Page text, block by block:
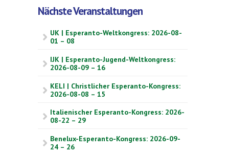
Nächste Veranstaltungen
UK | Esperanto-Weltkongress: 2026-08-
01 – 08
IJK | Esperanto-Jugend-Weltkongress:
2026-08-09 – 16
KELI | Christlicher Esperanto-Kongress:
2026-08-08 – 15
Italienischer Esperanto-Kongress: 2026-
08-22 – 29
Benelux-Esperanto-Kongress: 2026-09-
24 – 26